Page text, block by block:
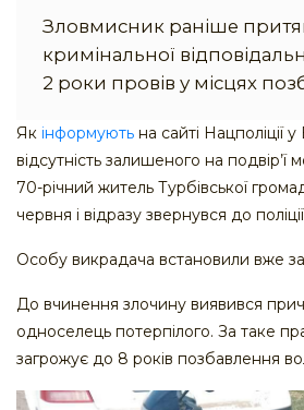
Зловмисник раніше
кримінальної
2 роки провів у місцях
Як інформують на сайті Нацполіції
відсутність залишеного на
70-річний житель Турбівської
червня і відразу звернувся до
Особу викрадача встановили вже за
До вчинення злочину виявився
односелець потерпілого. За таке
загрожує до 8 років позбавлення